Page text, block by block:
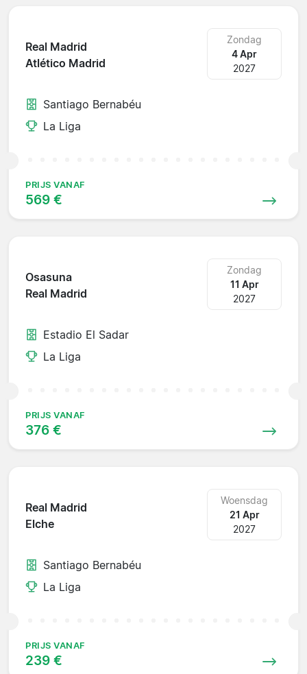
Real Madrid
Atlético Madrid
Zondag
4 Apr
2027
Santiago Bernabéu
La Liga
PRIJS VANAF
569 €
Osasuna
Real Madrid
Zondag
11 Apr
2027
Estadio El Sadar
La Liga
PRIJS VANAF
376 €
Real Madrid
Elche
Woensdag
21 Apr
2027
Santiago Bernabéu
La Liga
PRIJS VANAF
239 €